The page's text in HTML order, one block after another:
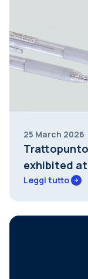
25 March 2026
exhibited at
Leggi tutto